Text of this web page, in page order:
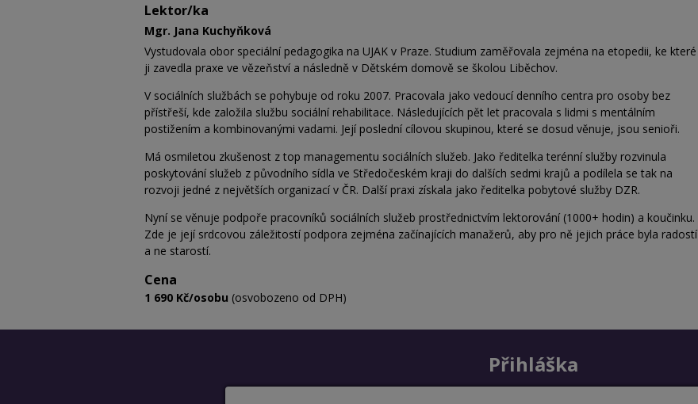
Lektor/ka
Mgr. Jana Kuchyňková
Vystudovala obor speciální pedagogika na UJAK v Praze. Studium zaměřovala zejména na etopedii, ke které
ji zavedla praxe ve vězeňství a následně v Dětském domově se školou Liběchov.
V sociálních službách se pohybuje od roku 2007. Pracovala jako vedoucí denního centra pro osoby bez
přístřeší, kde založila službu sociální rehabilitace. Následujících pět let pracovala s lidmi s mentálním
postižením a kombinovanými vadami. Její poslední cílovou skupinou, které se dosud věnuje, jsou senioři.
Má osmiletou zkušenost z top managementu sociálních služeb. Jako ředitelka terénní služby rozvinula
poskytování služeb z původního sídla ve Středočeském kraji do dalších sedmi krajů a podílela se tak na
rozvoji jedné z největších organizací v ČR. Další praxi získala jako ředitelka pobytové služby DZR.
Nyní se věnuje podpoře pracovníků sociálních služeb prostřednictvím lektorování (1000+ hodin) a koučinku.
Zde je její srdcovou záležitostí podpora zejména začínajících manažerů, aby pro ně jejich práce byla radostí
a ne starostí.
Cena
1 690 Kč/osobu (osvobozeno od DPH)
Přihláška